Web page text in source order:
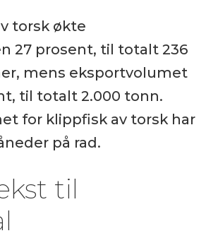
torsk økte
27 prosent, til totalt 236
mens eksportvolumet
til totalt 2.000 tonn.
for klippfisk av torsk har
på rad.
til